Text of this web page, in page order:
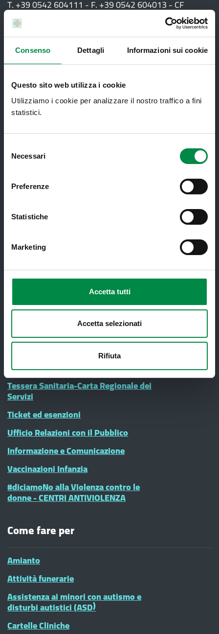
Consenso Dettagli Informazioni sui cookie
Questo sito web utilizza i cookie
Utilizziamo i cookie per analizzare il nostro traffico a fini
statistici.
delNecessari
Preferenze
Statistiche
Marketing
Accetta tutti
Accetta selezionati
Rifiuta
T. +39 0542 604111 - F. +39 0542 604013 - CF
90000900374 - Partita IVA 00705271203
Servizi al cittadino
Ambulatori di Continuità Assistenziale
e CAU
Assistenza sanitaria all'estero -
Finanziamenti
Medici e Pediatri di Famiglia
Punto Unico di Accesso integrato
sanitario e sociale (PUA)
Ritiro Referti
Sanità Pubblica
Screening oncologici
SPID - Sistema Pubblico di Identità
Sportello Unico Distrettuale
Tessera Sanitaria-Carta Regionale dei
Servizi
Ticket ed esenzioni
Ufficio Relazioni con il Pubblico
Informazione e Comunicazione
Vaccinazioni Infanzia
#diciamoNo alla Violenza contro le
donne - CENTRI ANTIVIOLENZA
Come fare per
Amianto
Attività funerarie
Assistenza ai minori con autismo e
disturbi autistici (ASD)
Cartelle Cliniche